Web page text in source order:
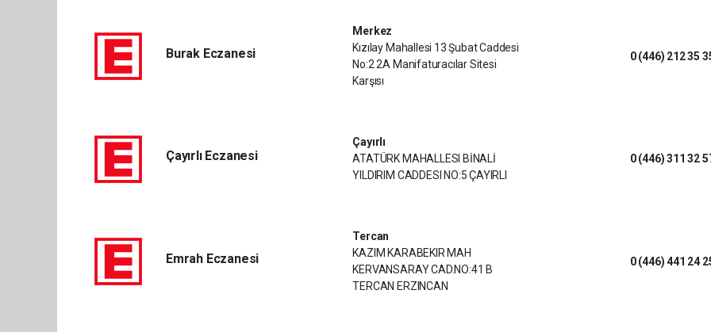
Burak Eczanesi
Merkez
Kızılay Mahallesi 13 Şubat Caddesi
No:2 2A Manifaturacılar Sitesi
Karşısı
0 (446) 212 35
Çayırlı Eczanesi
Çayırlı
ATATÜRK MAHALLESI BİNALİ
YILDIRIM CADDESI NO:5 ÇAYIRLI
0 (446) 311 32
Emrah Eczanesi
Tercan
KAZIM KARABEKIR MAH
KERVANSARAY CAD.NO:41 B
TERCAN ERZINCAN
0 (446) 441 24